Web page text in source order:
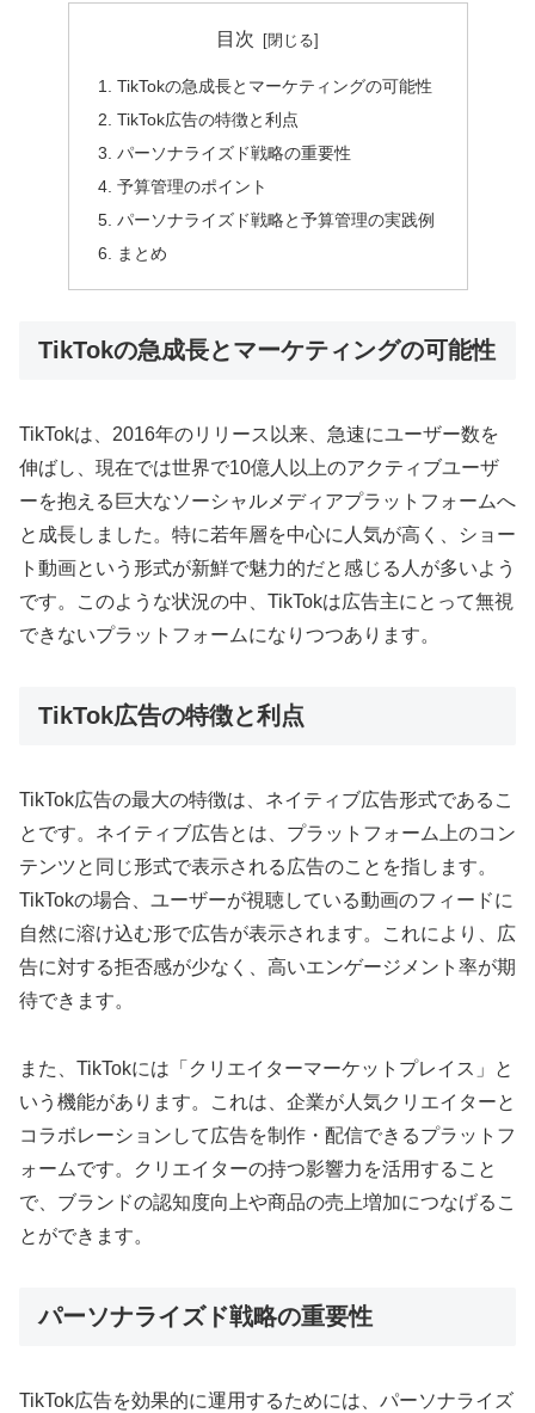
目次
TikTokの急成長とマーケティングの可能性
TikTok広告の特徴と利点
パーソナライズド戦略の重要性
予算管理のポイント
パーソナライズド戦略と予算管理の実践例
まとめ
TikTokの急成長とマーケティングの可能性
TikTokは、2016年のリリース以来、急速にユーザー数を
伸ばし、現在では世界で10億人以上のアクティブユーザ
ーを抱える巨大なソーシャルメディアプラットフォームへ
と成長しました。特に若年層を中心に人気が高く、ショー
ト動画という形式が新鮮で魅力的だと感じる人が多いよう
です。このような状況の中、TikTokは広告主にとって無視
できないプラットフォームになりつつあります。
TikTok広告の特徴と利点
TikTok広告の最大の特徴は、ネイティブ広告形式であるこ
とです。ネイティブ広告とは、プラットフォーム上のコン
テンツと同じ形式で表示される広告のことを指します。
TikTokの場合、ユーザーが視聴している動画のフィードに
自然に溶け込む形で広告が表示されます。これにより、広
告に対する拒否感が少なく、高いエンゲージメント率が期
待できます。
また、TikTokには「クリエイターマーケットプレイス」と
いう機能があります。これは、企業が人気クリエイターと
コラボレーションして広告を制作・配信できるプラットフ
ォームです。クリエイターの持つ影響力を活用すること
で、ブランドの認知度向上や商品の売上増加につなげるこ
とができます。
パーソナライズド戦略の重要性
TikTok広告を効果的に運用するためには、パーソナライズ